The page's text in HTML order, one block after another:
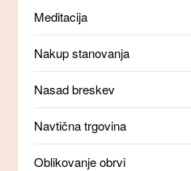
Meditacija
Nakup stanovanja
Nasad breskev
Navtična trgovina
Oblikovanje obrvi